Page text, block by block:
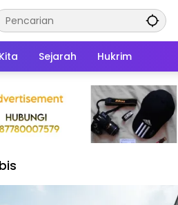
Sejarah Hukrim